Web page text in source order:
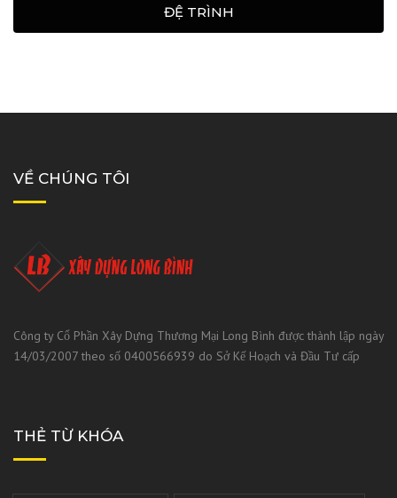
ĐỆ TRÌNH
VỀ CHÚNG TÔI
Công ty Cổ Phần Xây Dựng Thương Mại Long Bình được thành lập ngày
14/03/2007 theo số 0400566939 do Sở Kế Hoạch và Đầu Tư cấp
THẺ TỪ KHÓA